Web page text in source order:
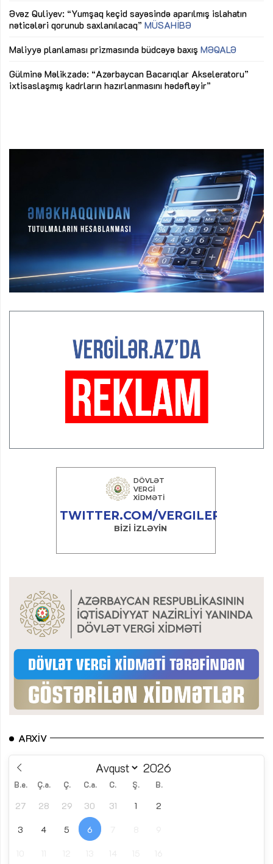
Əvəz Quliyev: “Yumşaq keçid sayəsində aparılmış islahatın
nəticələri qorunub saxlanılacaq” MÜSAHİBƏ
Maliyyə planlaması prizmasında büdcəyə baxış MƏQALƏ
Gülminə Məlikzadə: “Azərbaycan Bacarıqlar Akseleratoru”
ixtisaslaşmış kadrların hazırlanmasını hədəfləyir”
ARXIV
B.e. Ç.a. Ç. C.a. C. Ş. B.
27 28 29 30 31 1 2
3 4 5 6